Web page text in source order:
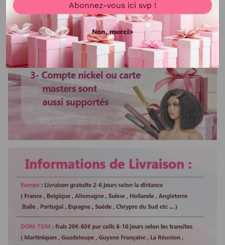
Couleur de dentelle 4X4 lace
Bandes élastique Ajustable
Colorable ou décolorable Oui
Lisser ou boucler au fer Oui
Abonnez-vous ici svp !
Non, merci>